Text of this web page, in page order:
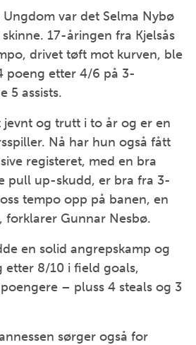
var det Selma Nybø
17-åringen fra Kjelsås
drivet tøft mot kurven, ble
poeng etter 4/6 på 3-
5 assists.
og trutt i to år og er en
Nå har hun også fått
registeret, med en bra
pull up-skudd, er bra fra 3-
tempo opp på banen, en
forklarer Gunnar Nesbø.
en solid angrepskamp og
etter 8/10 i field goals,
– pluss 4 steals og 3
sørger også for